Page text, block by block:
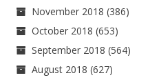
November 2018 (386)
October 2018 (653)
September 2018 (564)
August 2018 (627)